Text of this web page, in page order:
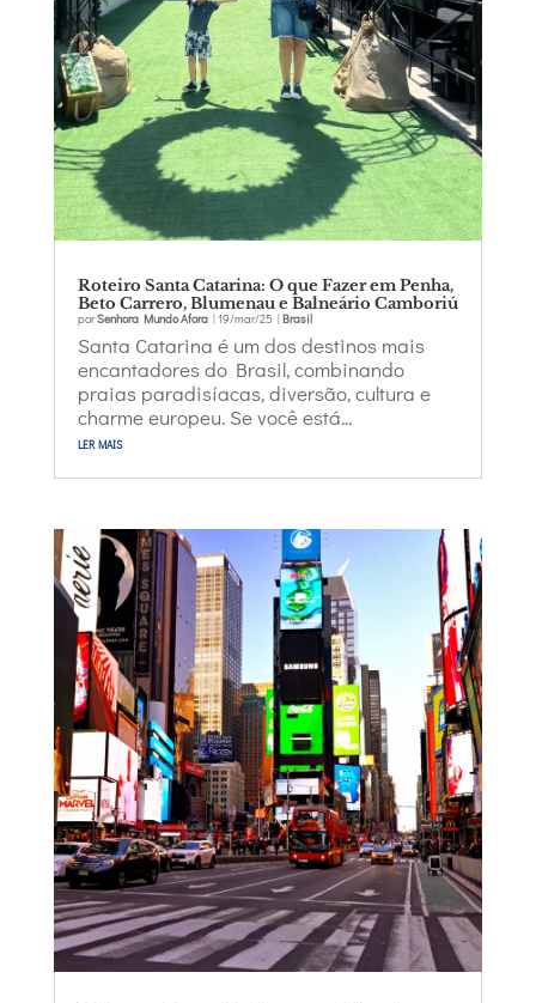
Roteiro Santa Catarina: O que Fazer em Penha,
Beto Carrero, Blumenau e Balneário Camboriú
porSenhora Mundo Afora| 19/mar/25 Brasil
Santa Catarina é um dos destinos mais
encantadores do Brasil, combinando
praias paradisíacas, diversão, cultura e
charme europeu. Se você está...
ler mais